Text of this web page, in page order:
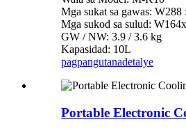
Mga sukat sa gawas:
Mga sukod sa sulud:
GW / NW: 3.9 / 3.6 kg
Kapasidad: 10L
pagpangutanadetalye
Portable Electronic